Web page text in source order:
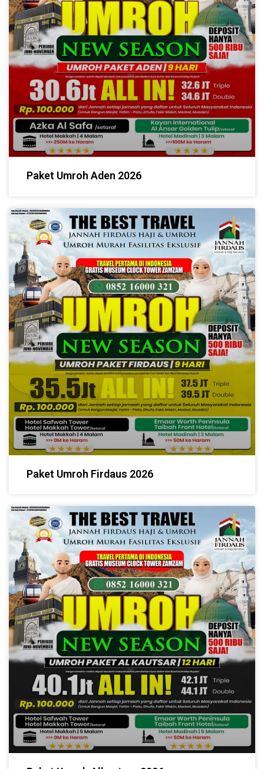
Paket Umroh Aden 2026
Paket Umroh Firdaus 2026